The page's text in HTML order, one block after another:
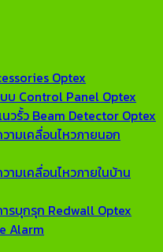
Optex
บ Control Panel Optex
วรั้ว Beam Detector Optex
มเคลื่อนไหวภายนอก
มเคลื่อนไหวภายในบ้าน
รบุกรุก Redwall Optex
Alarm